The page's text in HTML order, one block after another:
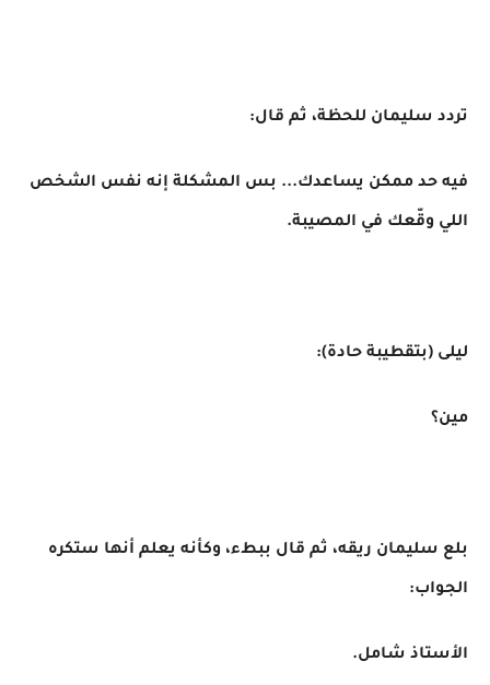
تردد سليمان للحظة، ثم قال:
فيه حد ممكن يساعدك... بس المشكلة إنه نفس الشخص
اللي وقّعك في المصيبة.
ليلى (بتقطيبة حادة):
مين؟
بلع سليمان ريقه، ثم قال ببطء، وكأنه يعلم أنها ستكره
الجواب:
الأستاذ شامل.